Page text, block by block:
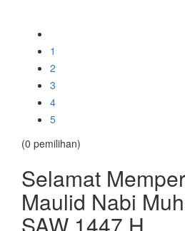
1
2
3
4
5
(0 pemilihan)
Selamat
Maulid Nabi